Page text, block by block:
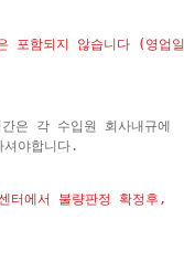
포함되지 않습니다 (영업일
은 각 수입원 회사내규에
야합니다.
터에서 불량판정 확정후,